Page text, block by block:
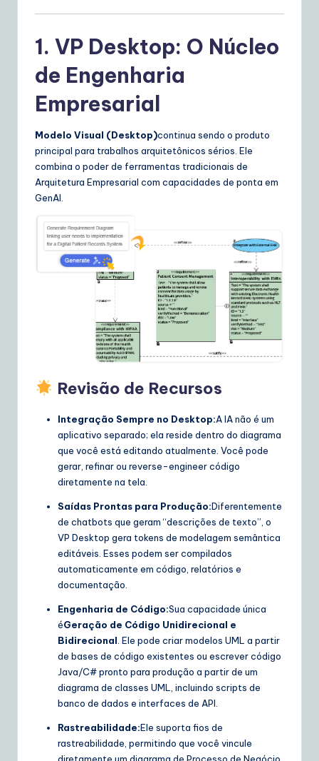
A
o
ft
w
1. VP Desktop: O Núcleo
de Engenharia
Empresarial
Modelo Visual (Desktop)continua sendo o produto
principal para trabalhos arquitetônicos sérios. Ele
combina o poder de ferramentas tradicionais de
Arquitetura Empresarial com capacidades de ponta em
GenAI.
Revisão de Recursos
Integração Sempre no Desktop:A IA não é um
aplicativo separado; ela reside dentro do diagrama
que você está editando atualmente. Você pode
gerar, refinar ou reverse-engineer código
diretamente na tela.
Saídas Prontas para Produção:Diferentemente
de chatbots que geram “descrições de texto”, o
VP Desktop gera tokens de modelagem semântica
editáveis. Esses podem ser compilados
automaticamente em código, relatórios e
documentação.
Engenharia de Código:Sua capacidade única
éGeração de Código Unidirecional e
Bidirecional. Ele pode criar modelos UML a partir
de bases de código existentes ou escrever código
Java/C# pronto para produção a partir de um
diagrama de classes UML, incluindo scripts de
banco de dados e interfaces de API.
Rastreabilidade:Ele suporta fios de
rastreabilidade, permitindo que você vincule